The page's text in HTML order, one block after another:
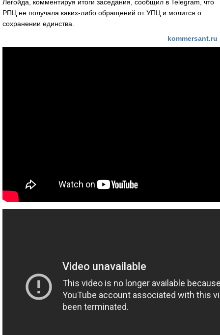
Легойда, комментируя итоги заседания, сообщил в Telegram, что
РПЦ не получала каких-либо обращений от УПЦ и молится о
сохранении единства.
kommersant.ru